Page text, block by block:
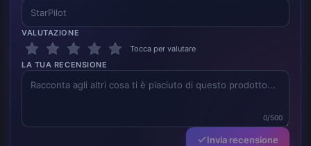
VALUTAZIONE
Tocca per valutare
LA TUA RECENSIONE
0/500
Invia recensione